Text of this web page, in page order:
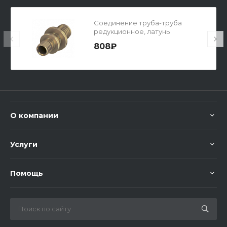
Соединение труба-труба
редукционное, латунь
808₽
О компании
Услуги
Помощь